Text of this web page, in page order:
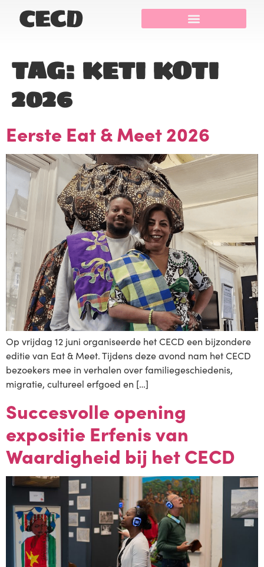
TAG: KETI KOTI
2026
Eerste Eat & Meet 2026
Op vrijdag 12 juni organiseerde het CECD een bijzondere
editie van Eat & Meet. Tijdens deze avond nam het CECD
bezoekers mee in verhalen over familiegeschiedenis,
migratie, cultureel erfgoed en […]
Succesvolle opening
expositie Erfenis van
Waardigheid bij het CECD